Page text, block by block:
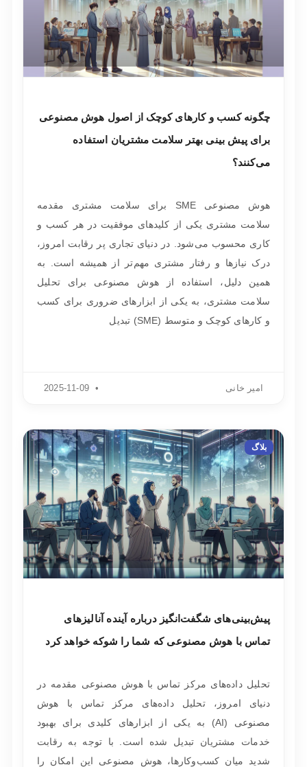
چگونه کسب و کارهای کوچک از اصول هوش مصنوعی
برای پیش بینی بهتر سلامت مشتریان استفاده
می‌کنند؟
هوش مصنوعی SME برای سلامت مشتری مقدمه
سلامت مشتری یکی از کلیدهای موفقیت در هر کسب و
کاری محسوب می‌شود. در دنیای تجاری پر رقابت امروز،
درک نیازها و رفتار مشتری مهم‌تر از همیشه است. به
همین دلیل، استفاده از هوش مصنوعی برای تحلیل
سلامت مشتری، به یکی از ابزارهای ضروری برای کسب
و کارهای کوچک و متوسط (SME) تبدیل
امیر خانی
بلاگ
پیش‌بینی‌های شگفت‌انگیز درباره آینده آنالیزهای
تماس با هوش مصنوعی که شما را شوکه خواهد کرد
تحلیل داده‌های مرکز تماس با هوش مصنوعی مقدمه در
دنیای امروز، تحلیل داده‌های مرکز تماس با هوش
مصنوعی (AI) به یکی از ابزارهای کلیدی برای بهبود
خدمات مشتریان تبدیل شده است. با توجه به رقابت
شدید میان کسب‌وکارها، هوش مصنوعی این امکان را